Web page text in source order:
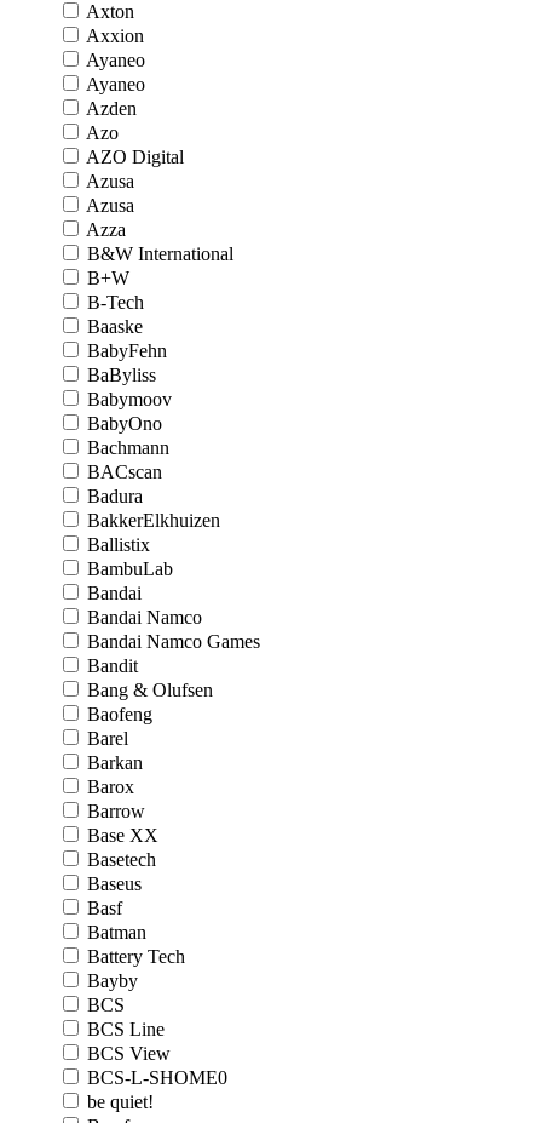
Axton
Axxion
Ayaneo
Ayaneo
Azden
Azo
AZO Digital
Azusa
Azusa
Azza
B&W International
B+W
B-Tech
Baaske
BabyFehn
BaByliss
Babymoov
BabyOno
Bachmann
BACscan
Badura
BakkerElkhuizen
Ballistix
BambuLab
Bandai
Bandai Namco
Bandai Namco Games
Bandit
Bang & Olufsen
Baofeng
Barel
Barkan
Barox
Barrow
Base XX
Basetech
Baseus
Basf
Batman
Battery Tech
Bayby
BCS
BCS Line
BCS View
BCS-L-SHOME0
be quiet!